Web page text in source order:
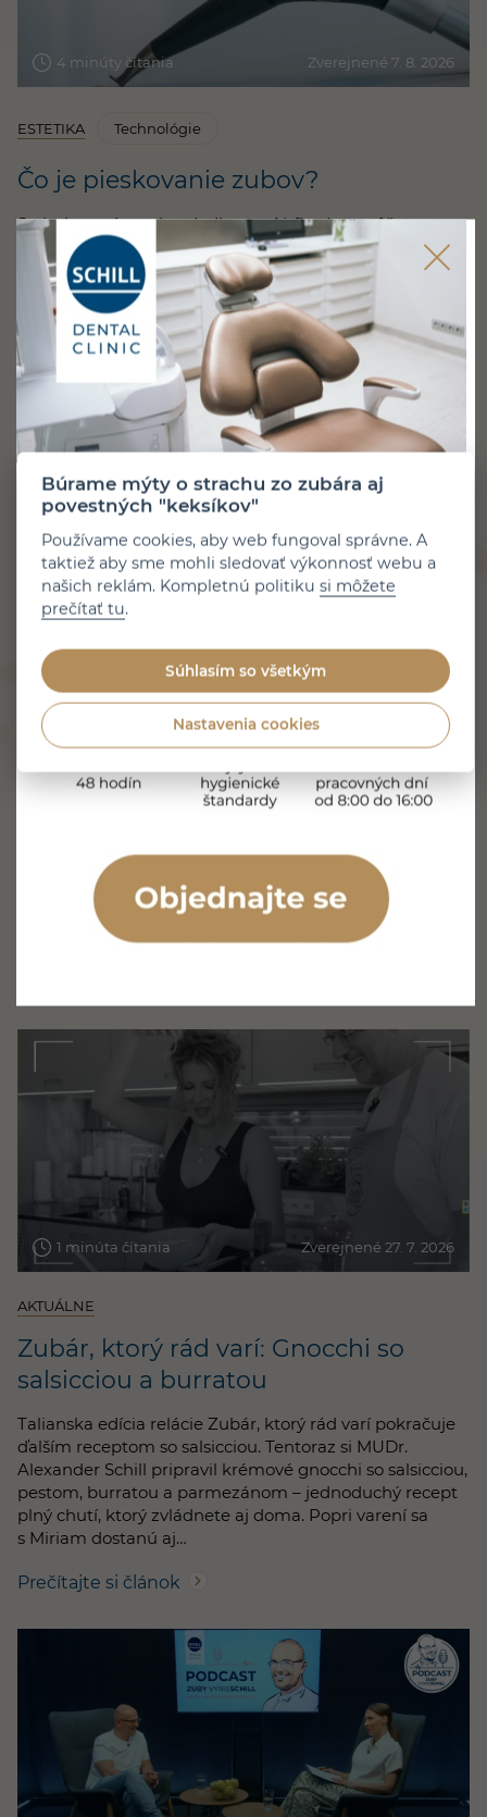
4 minúty čítania Zverejnené 7. 8. 2026
ESTETIKA Technológie
Čo je pieskovanie zubov?
S pieskovaním zubov (odborne Airflow) sa môžete
stretnúť na dentálnej hygiene. Je to prístroj, ktorý
pomocou jemného prášku, vody a vzduchu odstraňuje
z povrchu zubov usadené pigmenty a baktérie. Aby ste
predišli nielen sfarbeniu zubov, ale aj rôznym zápalom
a ochoreniam v ústach, je dobré tieto…
Prečítajte si článok
5 minút čítania Zverejnené 31. 7. 2026
HYGIENA
Aké sú výhody a nevýhody ústnej
sprchy?
však platí, že voda sama nedokáže spoľahlivo odstrániť
všetok povlak prichytený na povrchu zubov. Čo je ústna
sprcha a ako funguje? Ústna sprcha, nazývaná aj orálny
irigátor, je…
1 minúta čítania Zverejnené 27. 7. 2026
AKTUÁLNE
Zubár, ktorý rád varí: Gnocchi so
salsicciou a burratou
Talianska edícia relácie Zubár, ktorý rád varí pokračuje
ďalším receptom so salsicciou. Tentoraz si MUDr.
Alexander Schill pripravil krémové gnocchi so salsicciou,
pestom, burratou a parmezánom – jednoduchý recept
plný chutí, ktorý zvládnete aj doma. Popri varení sa
s Miriam dostanú aj…
Prečítajte si článok
Búrame mýty o strachu zo zubára aj
povestných "keksíkov"
Používame cookies, aby web fungoval správne. A
taktiež aby sme mohli sledovať výkonnosť webu a
našich reklám. Kompletnú politikusi môžete
prečítať tu.
Súhlasím so všetkým
Nastavenia cookies